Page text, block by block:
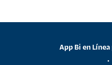
App Bi en
•